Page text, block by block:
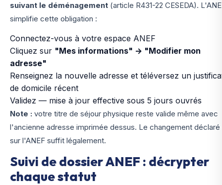
suivant le déménagement (article R431-22 CESEDA).
simplifie cette obligation :
Connectez-vous à votre espace ANEF
Cliquez sur "Mes informations" → "Modifier mon
adresse"
Renseignez la nouvelle adresse et téléversez un
de domicile récent
Validez — mise à jour effective sous 5 jours ouvrés
Note : votre titre de séjour physique reste valide même avec
l'ancienne adresse imprimée dessus. Le changement déclaré
sur l'ANEF suffit légalement.
Suivi de dossier ANEF : décrypter
chaque statut